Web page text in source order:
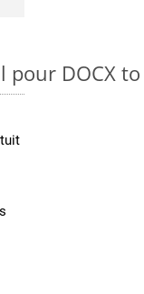
pour DOCX to